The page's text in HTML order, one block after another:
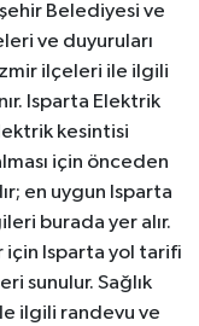
Belediyesi ve
ve duyuruları
ilçeleri ile ilgili
Isparta Elektrik
kesintisi
için önceden
en uygun Isparta
burada yer alır.
için Isparta yol tarifi
sunulur. Sağlık
ilgili randevu ve